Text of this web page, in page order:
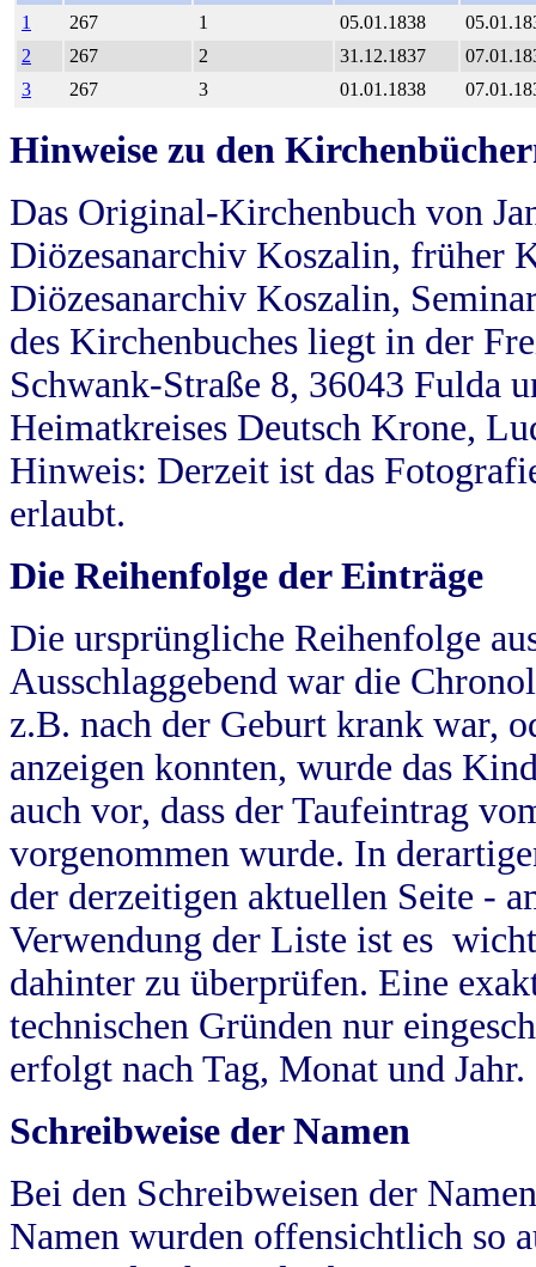
1
267 1 05.01.1838
2
267 2 31.12.1837
3
267 3 01.01.1838
Hinweise zu den
Das Original-Kirchenbuch von
Diözesanarchiv Koszalin, früher
Diözesanarchiv Koszalin,
des Kirchenbuches liegt in der
Schwank-Straße 8, 36043 Fulda
Heimatkreises Deutsch Krone,
Hinweis: Derzeit ist das
erlaubt.
Die Reihenfolge der Einträge
Die ursprüngliche Reihenfolge
Ausschlaggebend war die
z.B. nach der Geburt krank war,
anzeigen konnten, wurde das
auch vor, dass der Taufeintrag
vorgenommen wurde. In
der derzeitigen aktuellen Seite -
Verwendung der Liste ist es
dahinter zu überprüfen. Eine
technischen Gründen nur
erfolgt nach Tag, Monat und Jahr.
Schreibweise der Namen
Bei den Schreibweisen der
Namen wurden offensichtlich so